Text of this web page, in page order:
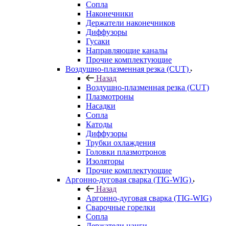
Сопла
Наконечники
Держатели наконечников
Диффузоры
Гусаки
Направляющие каналы
Прочие комплектующие
Воздушно-плазменная резка (CUT)
Назад
Воздушно-плазменная резка (CUT)
Плазмотроны
Насадки
Сопла
Катоды
Диффузоры
Трубки охлаждения
Головки плазмотронов
Изоляторы
Прочие комплектующие
Аргонно-дуговая сварка (TIG-WIG)
Назад
Аргонно-дуговая сварка (TIG-WIG)
Сварочные горелки
Сопла